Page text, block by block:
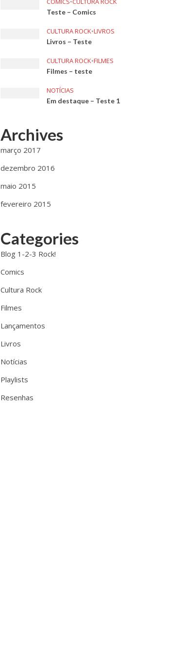
Teste – Comics
CULTURA ROCK•LIVROS
Livros – Teste
CULTURA ROCK•FILMES
Filmes – teste
NOTÍCIAS
Em destaque – Teste 1
Archives
março 2017
dezembro 2016
maio 2015
fevereiro 2015
Categories
Blog 1-2-3 Rock!
Comics
Cultura Rock
Filmes
Lançamentos
Livros
Notícias
Playlists
Resenhas